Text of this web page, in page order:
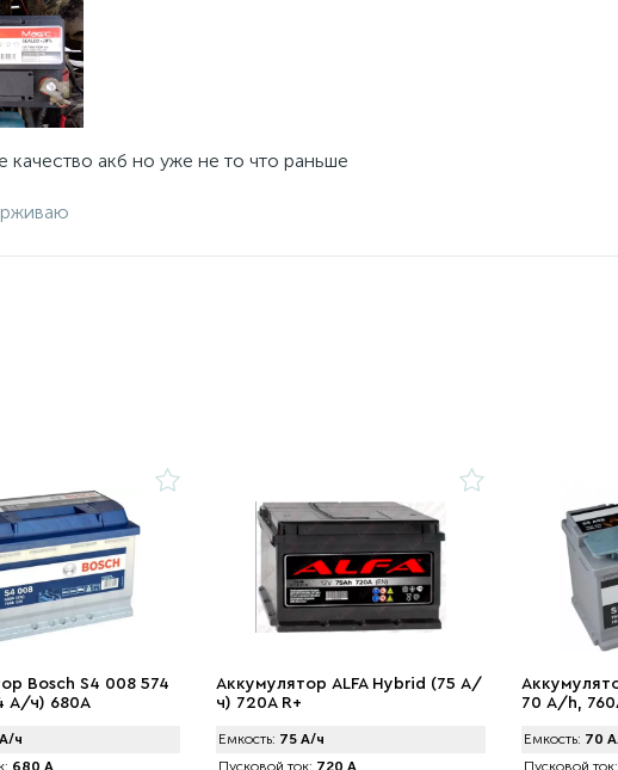
качество акб но уже не то что раньше
Bosch S4 008 574
А/ч) 680A
ч
680 А
Аккумулятор ALFA Hybrid (75 А/
ч) 720A R+
Емкость: 75 А/ч
Пусковой ток: 720 А
70 А/h,
Емкость: 70
Пусковой ток: